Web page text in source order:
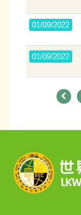
01/09/2022
01/09/2022